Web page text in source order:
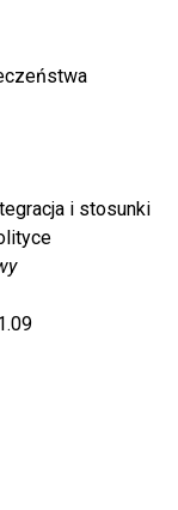
i stosunki